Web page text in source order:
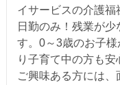
イサービスの介護福
日勤のみ！残業が
す。0～3歳のお子
り子育て中の方も安
ご興味ある方には